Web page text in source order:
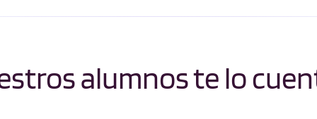
alumnos te lo